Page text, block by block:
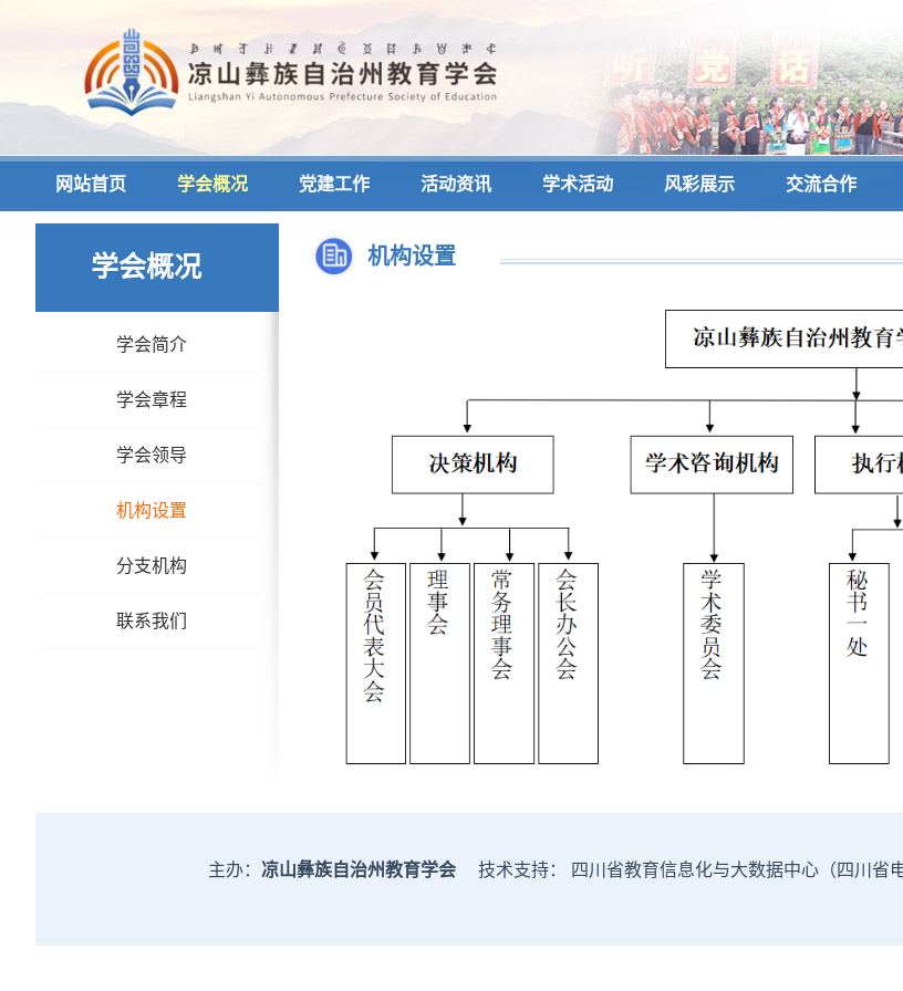
网站首页 学会概况 党建工作 活动资讯 学术活动 风彩展示 交流合作
学会概况
学会简介
学会章程
学会领导
机构设置
分支机构
联系我们
机构设置
主办： 凉山彝族自治州教育学会 技术支持： 四川省教育信息化与大数据中心（四川省